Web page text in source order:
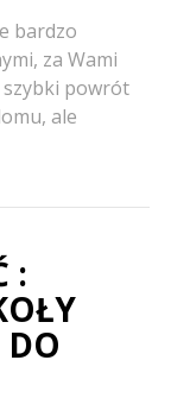
bardzo
za Wami
szybki powrót
ale
: